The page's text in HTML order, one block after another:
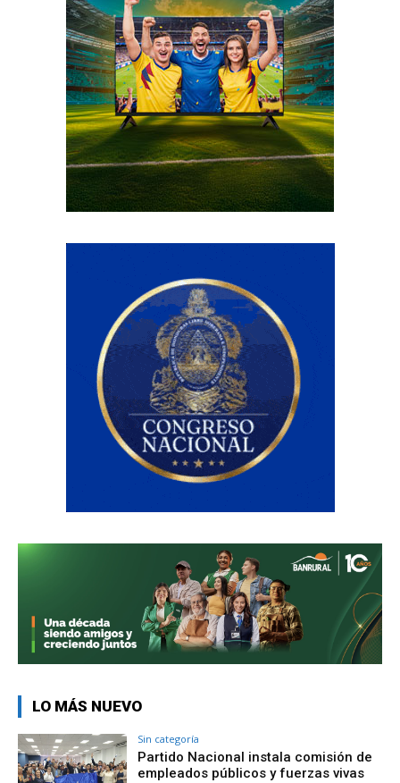
LO MÁS NUEVO
Sin categoría
Partido Nacional instala comisión de
empleados públicos y fuerzas vivas